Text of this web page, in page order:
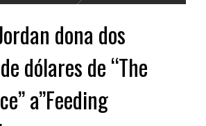
dona dos
dólares de “The
a”Feeding